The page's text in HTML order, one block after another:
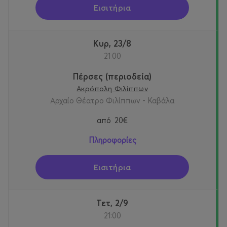
Εισιτήρια
Κυρ, 23/8
21:00
Πέρσες (περιοδεία)
Ακρόπολη Φιλίππων
Αρχαίο Θέατρο Φιλίππων - Καβάλα
από 20€
Πληροφορίες
Εισιτήρια
Τετ, 2/9
21:00